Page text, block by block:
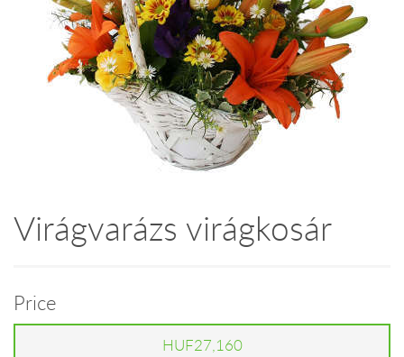
Virágvarázs virágkosár
Price
HUF27,160